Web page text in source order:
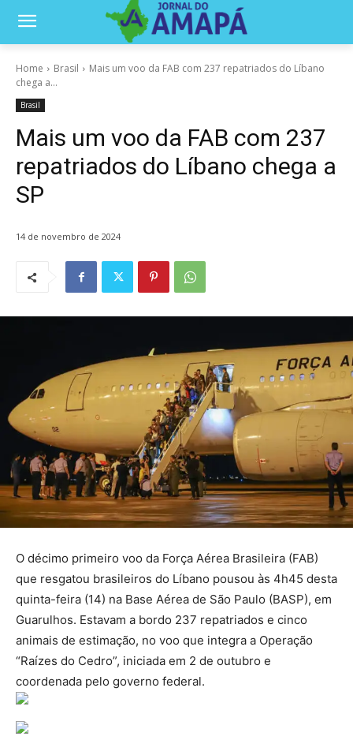
Home Brasil
Mais um voo da FAB com 237 repatriados do Líbano
chega a...
Brasil
Mais um voo da FAB com 237
repatriados do Líbano chega a
SP
14 de novembro de 2024
O décimo primeiro voo da Força Aérea Brasileira (FAB)
que resgatou brasileiros do Líbano pousou às 4h45 desta
quinta-feira (14) na Base Aérea de São Paulo (BASP), em
Guarulhos. Estavam a bordo 237 repatriados e cinco
animais de estimação, no voo que integra a Operação
“Raízes do Cedro”, iniciada em 2 de outubro e
coordenada pelo governo federal.